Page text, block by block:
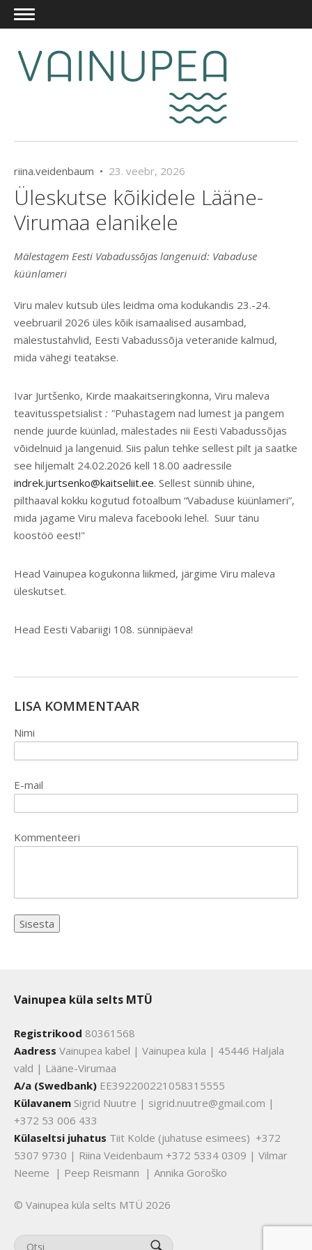
riina.veidenbaum • 23. veebr, 2026
Üleskutse kõikidele Lääne-
Virumaa elanikele
Mälestagem Eesti Vabadussõjas langenuid: Vabaduse
küünlameri
Viru malev kutsub üles leidma oma kodukandis 23.-24.
veebruaril 2026 üles kõik isamaalised ausambad,
mälestustahvlid, Eesti Vabadussõja veteranide kalmud,
mida vähegi teatakse.
Ivar Jurtšenko, Kirde maakaitseringkonna, Viru maleva
teavitusspetsialist : "Puhastagem nad lumest ja pangem
nende juurde küünlad, mälestades nii Eesti Vabadussõjas
võidelnuid ja langenuid. Siis palun tehke sellest pilt ja saatke
see hiljemalt 24.02.2026 kell 18.00 aadressile
indrek.jurtsenko@kaitseliit.ee. Sellest sünnib ühine,
pilthaaval kokku kogutud fotoalbum “Vabaduse küünlameri”,
mida jagame Viru maleva facebooki lehel. Suur tänu
koostöö eest!"
Head Vainupea kogukonna liikmed, järgime Viru maleva
üleskutset.
Head Eesti Vabariigi 108. sünnipäeva!
LISA KOMMENTAAR
Nimi
E-mail
Kommenteeri
Vainupea küla selts MTÜ
Registrikood 80361568
Aadress Vainupea kabel | Vainupea küla | 45446 Haljala
vald | Lääne-Virumaa
A/a (Swedbank) EE392200221058315555
Külavanem Sigrid Nuutre | sigrid.nuutre@gmail.com |
+372 53 006 433
Külaseltsi juhatus Tiit Kolde (juhatuse esimees) +372
5307 9730 | Riina Veidenbaum +372 5334 0309 | Vilmar
Neeme | Peep Reismann | Annika Goroško
© Vainupea küla selts MTÜ 2026